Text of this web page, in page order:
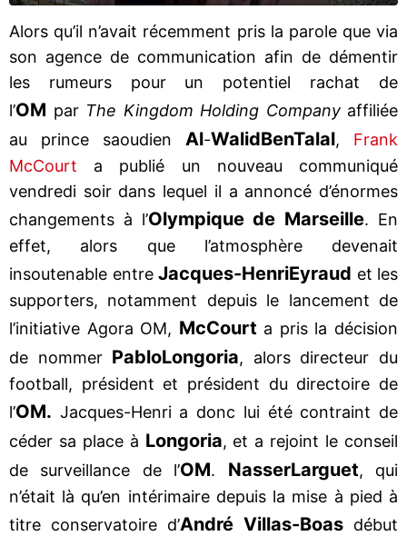
Alors qu’il n’avait récemment pris la parole que via
son agence de communication afin de démentir
les rumeurs pour un potentiel rachat de
l’OM par The Kingdom Holding Companyaffiliée
au prince saoudien Al-WalidBenTalal, Frank
McCourt a publié un nouveau communiqué
vendredi soir dans lequel il a annoncé d’énormes
changements à l’Olympique de Marseille. En
effet, alors que l’atmosphère devenait
insoutenable entre Jacques-HenriEyraud et les
supporters, notamment depuis le lancement de
l’initiative Agora OM, McCourt a pris la décision
de nommer PabloLongoria, alors directeur du
football, président et président du directoire de
l’OM. Jacques-Henri a donc lui été contraint de
céder sa place à Longoria, et a rejoint le conseil
de surveillance de l’OM. NasserLarguet, qui
n’était là qu’en intérimaire depuis la mise à pied à
titre conservatoire d’André Villas-Boas début